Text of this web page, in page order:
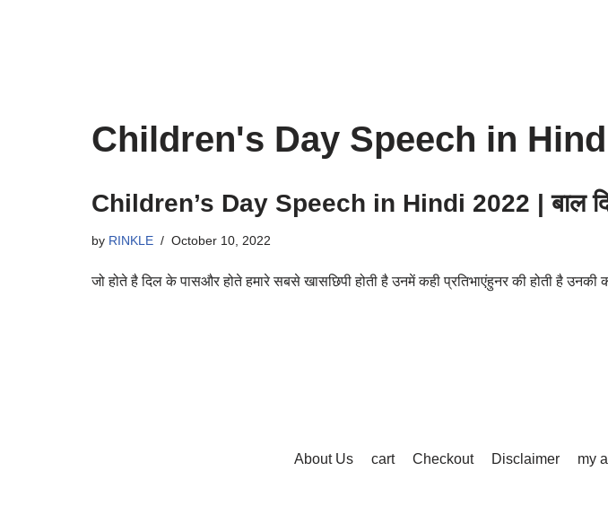
Children's Day Speech in
Children’s Day Speech in Hindi 2022 | बाल
by RINKLE October 10, 2022
जो होते है दिल के पासऔर होते हमारे सबसे खासछिपी होती है उनमें कही प्रतिभाएंहुनर की होती है उनकी
About Us cart Checkout Disclaimer my